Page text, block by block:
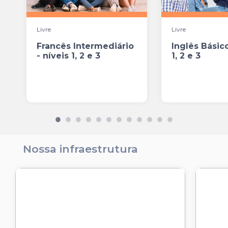
Livre
Francês Intermediário
- níveis 1, 2 e 3
Livre
Inglês
1, 2 e 3
Nossa infraestrutura